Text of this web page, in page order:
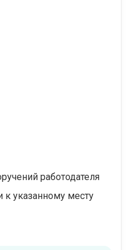
работодателя
к указанному месту